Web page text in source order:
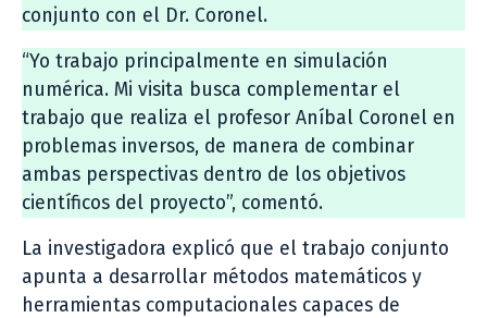
conjunto con el Dr. Coronel.
“Yo trabajo principalmente en simulación
numérica. Mi visita busca complementar el
trabajo que realiza el profesor Aníbal Coronel en
problemas inversos, de manera de combinar
ambas perspectivas dentro de los objetivos
científicos del proyecto”, comentó.
La investigadora explicó que el trabajo conjunto
apunta a desarrollar métodos matemáticos y
herramientas computacionales capaces de